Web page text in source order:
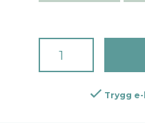
Trygg e-